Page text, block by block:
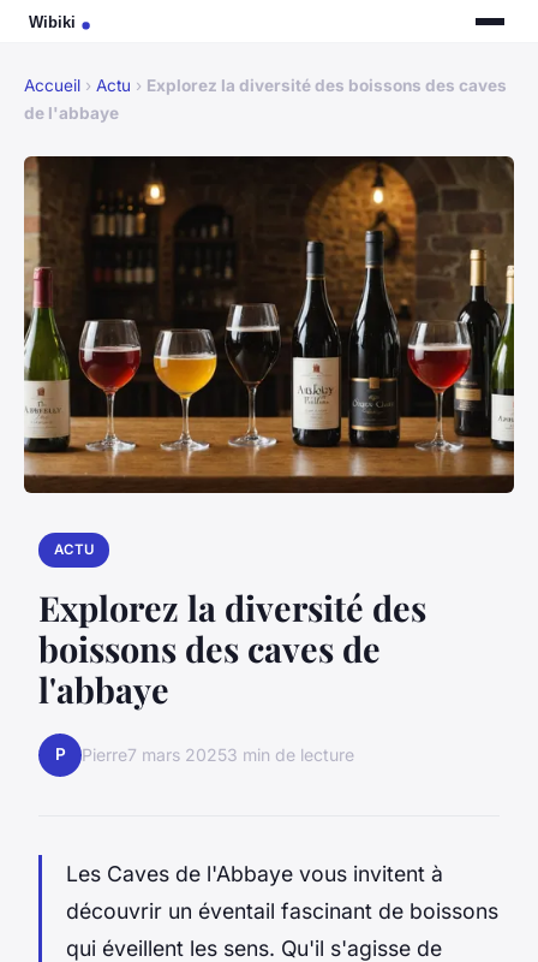
Accueil › Actu › Explorez la diversité des boissons des caves
de l'abbaye
ACTU
Explorez la diversité des
boissons des caves de
l'abbaye
P Pierre7 mars 20253 min de lecture
Les Caves de l'Abbaye vous invitent à
découvrir un éventail fascinant de boissons
qui éveillent les sens. Qu'il s'agisse de